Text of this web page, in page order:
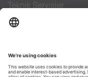
Teknik Servisler
Sıkça sorulan sorular
Facebook
Pinterest